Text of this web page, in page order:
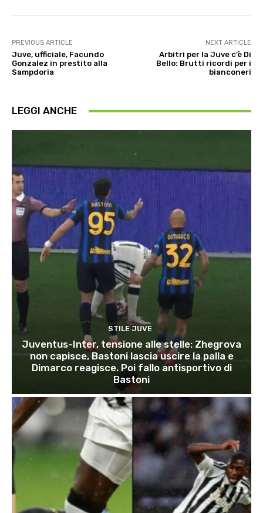
PREVIOUS ARTICLE
Juve, ufficiale, Facundo
Gonzalez in prestito alla
Sampdoria
NEXT ARTICLE
Arbitri per la Juve c’è Di
Bello: Brutti ricordi per i
bianconeri
LEGGI ANCHE
STILE JUVE
Juventus-Inter, tensione alle stelle: Zhegrova
non capisce, Bastoni lascia uscire la palla e
Dimarco reagisce. Poi fallo antisportivo di
Bastoni